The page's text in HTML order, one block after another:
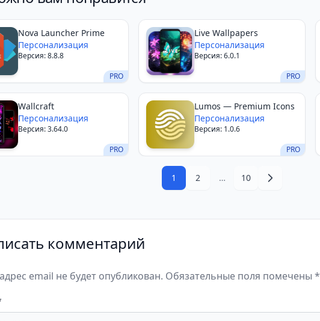
PRO
Nova Launcher Prime
Персонализация
Версия: 8.8.8
PRO
Live Wallpapers
Персонализация
Версия: 6.0.1
PRO
Wallcraft
Персонализация
Версия: 3.64.0
PRO
Lumos — Premium Icons
Персонализация
Версия: 1.0.6
1 2 … 10
комментарий
email не будет опубликован. Обязательные поля помечены *